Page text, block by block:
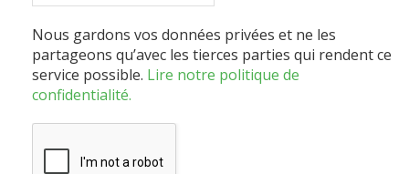
Nous gardons vos données privées et ne les
partageons qu’avec les tierces parties qui rendent ce
service possible. Lire notre politique de
confidentialité.